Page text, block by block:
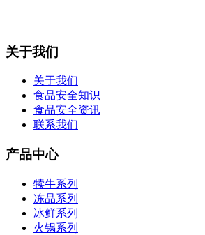
关于我们
关于我们
食品安全知识
食品安全资讯
联系我们
产品中心
犊牛系列
冻品系列
冰鲜系列
火锅系列